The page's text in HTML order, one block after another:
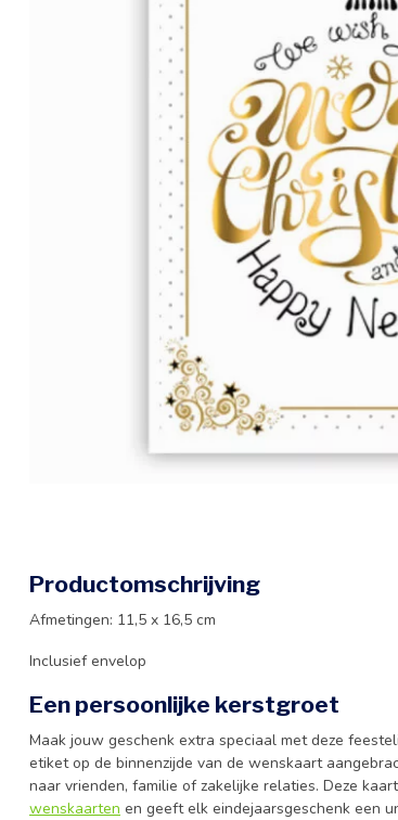
Productomschrijving
Afmetingen: 11,5 x 16,5 cm
Inclusief envelop
Een persoonlijke kerstgroet
Maak jouw geschenk extra speciaal met deze
etiket op de binnenzijde van de wenskaart
naar vrienden, familie of zakelijke relaties. Deze
wenskaarten en geeft elk eindejaarsgeschenk een